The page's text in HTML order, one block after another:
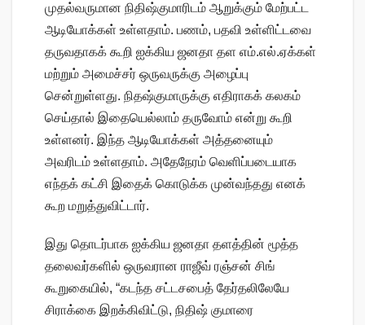
முதல்வருமான நிதிஷ்குமாரிடம் ஆறுக்கும் மேற்பட்ட
ஆடியோக்கள் உள்ளதாம். பணம், பதவி உள்ளிட்டவை
தருவதாகக் கூறி ஐக்கிய ஜனதா தள எம்.எல்.ஏக்கள்
மற்றும் அமைச்சர் ஒருவருக்கு அழைப்பு
சென்றுள்ளது. நிதஷ்குமாருக்கு எதிராகக் கலகம்
செய்தால் இதையெல்லாம் தருவோம் என்று கூறி
உள்ளனர். இந்த ஆடியோக்கள் அத்தனையும்
அவரிடம் உள்ளதாம். அதேநேரம் வெளிப்படையாக
எந்தக் கட்சி இதைக் கொடுக்க முன்வந்தது எனக்
கூற மறுத்துவிட்டார்.
இது தொடர்பாக ஐக்கிய ஜனதா தளத்தின் மூத்த
தலைவர்களில் ஒருவரான ராஜீவ் ரஞ்சன் சிங்
கூறுகையில், “கடந்த சட்டசபைத் தேர்தலிலேயே ​​
சிராக்கை இறக்கிவிட்டு, நிதிஷ் குமாரை